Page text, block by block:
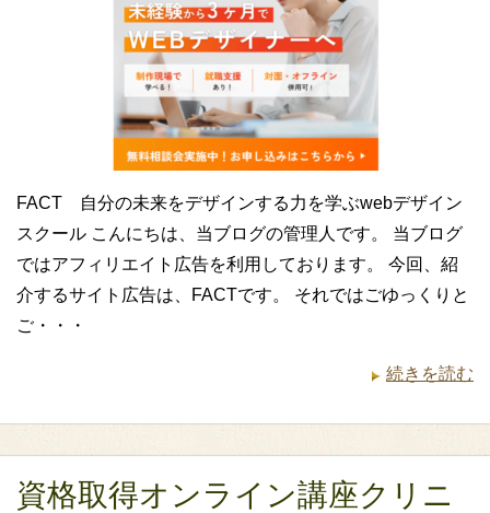
FACT 自分の未来をデザインする力を学ぶwebデザイン
スクール こんにちは、当ブログの管理人です。 当ブログ
ではアフィリエイト広告を利用しております。 今回、紹
介するサイト広告は、FACTです。 それではごゆっくりと
ご・・・
続きを読む
資格取得オンライン講座クリニ